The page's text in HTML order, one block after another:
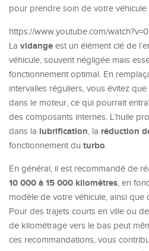
pour prendre soin de votre véhicule
https://www.youtube.com/
La vidange est un élément clé de
véhicule, souvent négligée mais
fonctionnement optimal. En
intervalles réguliers, vous évitez
dans le moteur, ce qui pourrait
des composants internes. L’huile
dans la lubrification, la réduction
fonctionnement du turbo.
En général, il est recommandé de
10 000 à 15 000 kilomètres, en
modèle de votre véhicule, ainsi que
Pour des trajets courts en ville ou
de kilométrage vers le bas peut
ces recommandations, vous